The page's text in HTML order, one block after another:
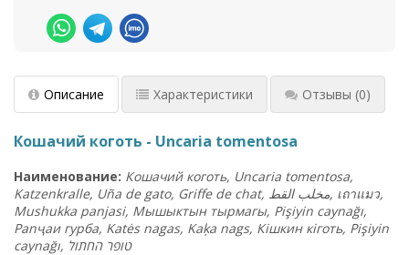
Описание Характеристики Отзывы (0)
Кошачий коготь - Uncaria tomentosa
Наименование: Кошачий коготь, Uncaria tomentosa,
Katzenkralle, Uña de gato, Griffe de chat,
مخلب القط , เถาแมว,
Mushukka panjasi, Мышыктын тырмагы, Pişiyin caynağı,
Panҷаи гурба, Katės nagas, Kaķa nags, Кішкин кіготь, Pişiyin
caynağı,
טופר החתול